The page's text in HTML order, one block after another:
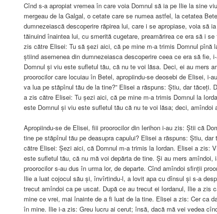
Cînd s-a apropiat vremea în care voia Domnul să ia pe Ilie la sine
mergeau de la Galgal, o cetate care se numea astfel, la cetatea
dumnezeiască descoperire răpirea lui, care i se apropiase, voia să
tăinuind înaintea lui, cu smerită cugetare, preamărirea ce era să i
zis către Elisei: Tu să șezi aici, că pe mine m-a trimis Domnul pînă
știind asemenea din dumnezeiasca descoperire ceea ce era să fie,
Domnul și viu este sufletul tău, că nu te voi lăsa. Deci, ei au mers
proorocilor care locuiau în Betel, apropiindu-se deosebi de Elisei, i-
va lua pe stăpînul tău de la tine?” Elisei a răspuns: Știu, dar tăceți.
a zis către Elisei: Tu șezi aici, că pe mine m-a trimis Domnul la
este Domnul și viu este sufletul tău că nu te voi lăsa; deci, amîndoi
Apropiindu-se de Elisei, fiii proorocilor din Ierihon i-au zis: Știi că
tine pe stăpînul tău pe deasupra capului? Elisei a răspuns: Știu,
către Elisei: Șezi aici, că Domnul m-a trimis la Iordan. Elisei a zis:
este sufletul tău, că nu mă voi depărta de tine. Și au mers amîndoi,
proorocilor s-au dus în urma lor, de departe. Cînd amîndoi sfinții
Ilie a luat cojocul său și, învîrtindu-l, a lovit apa cu dînsul și s-a
trecut amîndoi ca pe uscat. După ce au trecut ei Iordanul, Ilie a zis
mine ce vrei, mai înainte de a fi luat de la tine. Elisei a zis: Cer ca
în mine. Ilie i-a zis: Greu lucru ai cerut; însă, dacă mă vei vedea